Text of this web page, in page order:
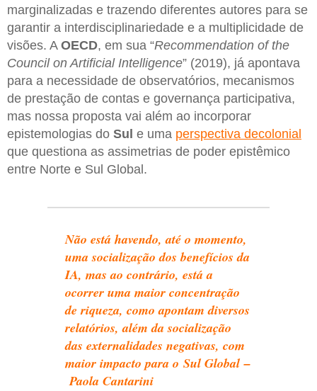
marginalizadas e trazendo diferentes autores para se
garantir a interdisciplinariedade e a multiplicidade de
visões. A OECD, em sua “Recommendation of the
Council on Artificial Intelligence” (2019), já apontava
para a necessidade de observatórios, mecanismos
de prestação de contas e governança participativa,
mas nossa proposta vai além ao incorporar
epistemologias do Sul e uma perspectiva decolonial
que questiona as assimetrias de poder epistêmico
entre Norte e Sul Global.
Não está havendo, até o momento,
uma socialização dos benefícios da
IA, mas ao contrário, está a
ocorrer uma maior concentração
de riqueza, como apontam diversos
relatórios, além da socialização
das externalidades negativas, com
maior impacto para o Sul Global –
Paola Cantarini